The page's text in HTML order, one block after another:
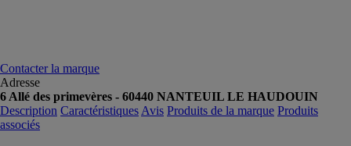
Contacter la marque
Adresse
6 Allé des primevères - 60440 NANTEUIL LE HAUDOUIN
Description Caractéristiques Avis Produits de la marque Produits
associés